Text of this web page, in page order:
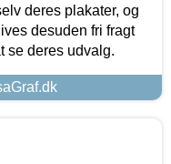
deres plakater, og
desuden fri fragt
se deres udvalg.